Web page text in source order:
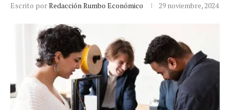
Escrito porRedacción Rumbo Económico 29 noviembre, 2024